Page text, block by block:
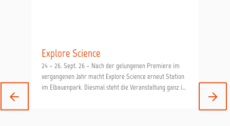
Explore Science
24 – 26. Sept. 26 – Nach der gelungenen Premiere im
vergangenen Jahr macht Explore Science erneut Station
im Elbauenpark. Diesmal steht die Veranstaltung ganz im